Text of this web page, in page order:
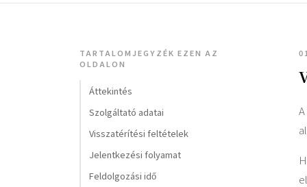
TARTALOMJEGYZÉK EZEN AZ
OLDALON
Áttekintés
Szolgáltató adatai
Visszatérítési feltételek
Jelentkezési folyamat
Feldolgozási idő